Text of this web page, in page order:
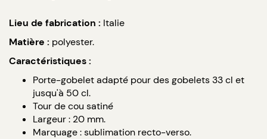
Lieu de fabrication : Italie
Matière : polyester.
Caractéristiques :
Porte-gobelet adapté pour des gobelets 33 cl et
jusqu'à 50 cl.
Tour de cou satiné
Largeur : 20 mm.
Marquage : sublimation recto-verso.